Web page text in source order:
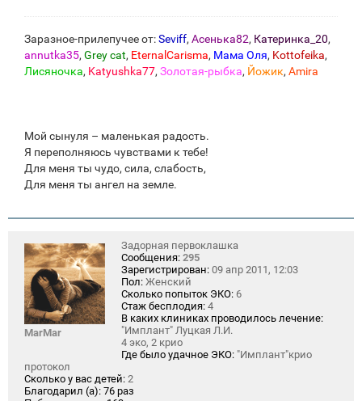
Заразное-прилепучее от:Seviff, Асенька82, Катеринка_20,
annutka35, Grey cat, EternalCarisma, Мама Оля, Kottofeika,
Лисяночка, Katyushka77, Золотая-рыбка, Йожик, Amira
Мой сынуля – маленькая радость.
Я переполняюсь чувствами к тебе!
Для меня ты чудо, сила, слабость,
Для меня ты ангел на земле.
MarMar
Задорная первоклашка
Сообщения: 295
Зарегистрирован: 09 апр 2011, 12:03
Пол: Женский
Сколько попыток ЭКО: 6
Стаж бесплодия: 4
В каких клиниках проводилось лечение:
"Имплант" Луцкая Л.И.
4 эко, 2 крио
Где было удачное ЭКО: "Имплант"крио
протокол
Сколько у вас детей: 2
Благодарил (а): 76 раз